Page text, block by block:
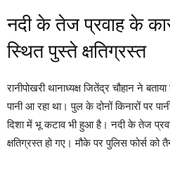
नदी के तेज प्रवाह के
स्थित पुस्ते क्षतिग्रस्त
रानीपोखरी थानाध्यक्ष जितेंद्र चौहान ने
पानी आ रहा था। पुल के दोनों किनारों पर
दिशा में भू कटाव भी हुआ है। नदी के तेज
क्षतिग्रस्त हो गए। मौके पर पुलिस फोर्स को